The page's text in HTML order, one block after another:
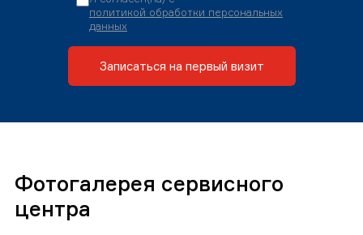
политикой обработки персональных
данных
Записаться на первый визит
Фотогалерея сервисного
центра